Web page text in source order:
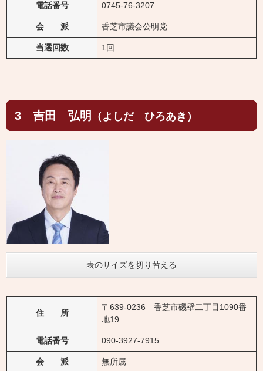
電話番号 0745-76-3207
会 派 香芝市議会公明党
当選回数 1回
3 吉田 弘明 （よしだ ひろあき）
表のサイズを切り替える
住 所
〒639-0236 香芝市磯壁二丁目1090番
地19
電話番号 090-3927-7915
会 派 無所属